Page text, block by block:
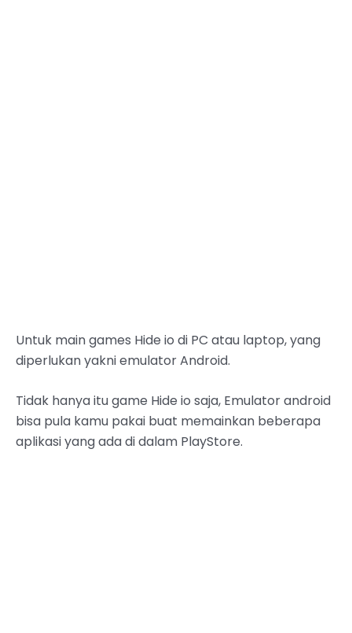
Untuk main games Hide io di PC atau laptop, yang
diperlukan yakni emulator Android.
Tidak hanya itu game Hide io saja, Emulator android
bisa pula kamu pakai buat memainkan beberapa
aplikasi yang ada di dalam PlayStore.